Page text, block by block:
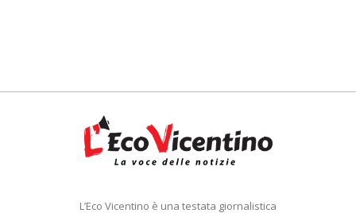
L’Eco Vicentino è una testata giornalistica